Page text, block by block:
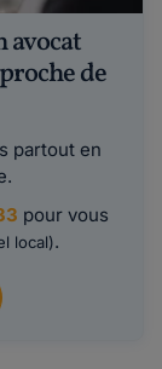
avocat
de
partout en
pour vous
local).